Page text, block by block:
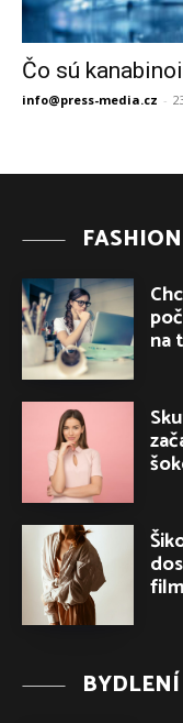
Čo sú
info@press-media.cz -
FASHION
na
BYDLENÍ